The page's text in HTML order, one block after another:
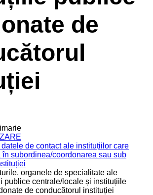
de
de contact ale instituțiilor care
în subordinea/coordonarea sau sub
organele de specialitate ale
publice centrale/locale și instituțiile
de conducătorul instituției